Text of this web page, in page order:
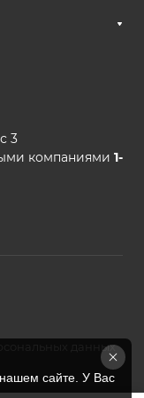
3
компаниями 1-
данных
сайте. У Вас